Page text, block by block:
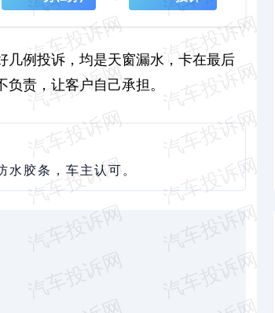
例投诉，均是天窗漏水，卡在最后
责，让客户自己承担。
胶条，车主认可。